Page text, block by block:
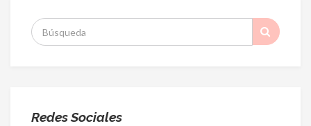
S
:
Redes Sociales